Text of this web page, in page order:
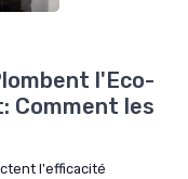
l'Eco-
Comment les
l'efficacité